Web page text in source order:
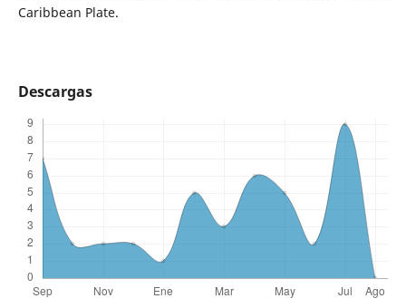
Caribbean Plate.
Descargas